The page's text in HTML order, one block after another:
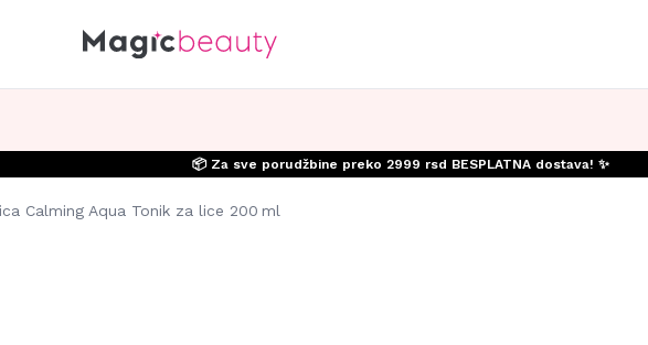
📦 Za sve porudžbine preko 2999 rsd BESPLATNA dostava! ✨
Calming Aqua Tonik za lice 200 ml